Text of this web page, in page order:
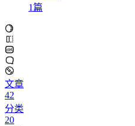
1篇
文章
42
分类
20